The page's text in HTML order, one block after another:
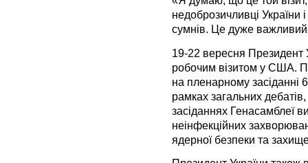
недоброзичливці України
сумнів. Це дуже
19-22 вересня Президент
робочим візитом у США.
на пленарному засіданні
рамках загальних
засіданнях Генасамблеї
неінфекційних
ядерної безпеки та